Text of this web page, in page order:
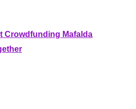
Crowdfunding Mafalda